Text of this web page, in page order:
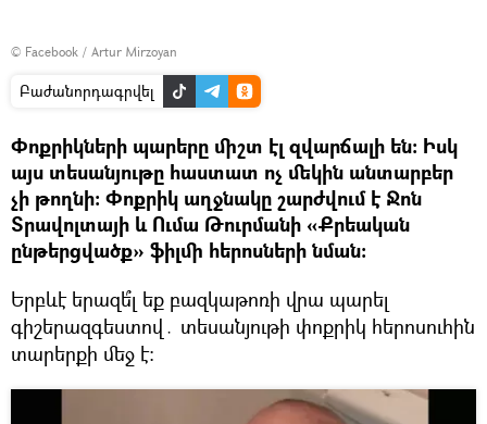
© Facebook / Artur Mirzoyan
Բաժանորդագրվել
Փոքրիկների պարերը միշտ էլ զվարճալի են: Իսկ
այս տեսանյութը հաստատ ոչ մեկին անտարբեր
չի թողնի: Փոքրիկ աղջնակը շարժվում է Ջոն
Տրավոլտայի և Ումա Թուրմանի «Քրեական
ընթերցվածք» ֆիլմի հերոսների նման:
Երբևէ երազե՞լ եք բազկաթոռի վրա պարել
գիշերազգեստով․ տեսանյութի փոքրիկ հերոսուհին
տարերքի մեջ է: